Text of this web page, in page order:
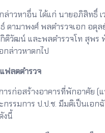
หาอื่น ได้แก่ นายอภิสิทธิ์ เ
ดามาพงศ์ พลตำรวจเอก อดุล
ติวัฒน์ และพลตำรวจโท สุพร
กล่าวหาตกไป
ฟลตตำรวจ
อสร้างอาคารที่พักอาศัย (
รรมการ ป.ป.ช. มีมติเป็นเอก
งนี้